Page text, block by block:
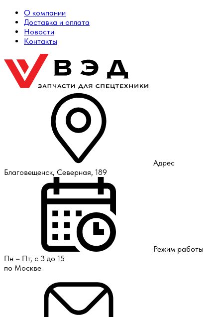
О компании
Доставка и оплата
Новости
Контакты
Адрес
Благовещенск, Северная, 189
Режим работы
Пн – Пт, с 3 до 15
по Москве